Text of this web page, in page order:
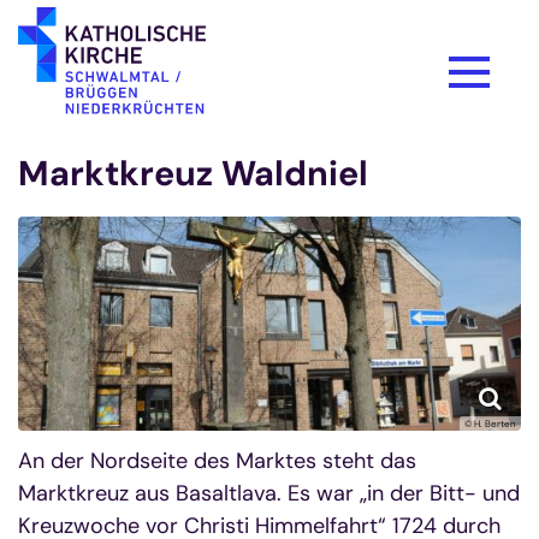
Zum Inhalt springen
Marktkreuz Waldniel
© H. Berten
An der Nordseite des Marktes steht das
Marktkreuz aus Basaltlava. Es war „in der Bitt- und
Kreuzwoche vor Christi Himmelfahrt“ 1724 durch